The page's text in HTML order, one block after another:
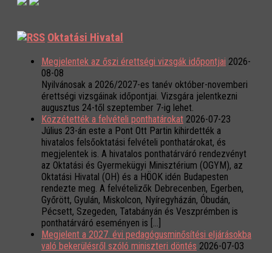
Oktatási Hivatal
Megjelentek az őszi érettségi vizsgák időpontjai 2026-
08-08
Nyilvánosak a 2026/2027-es tanév október-novemberi
érettségi vizsgáinak időpontjai. Vizsgára jelentkezni
augusztus 24-től szeptember 7-ig lehet.
Közzétették a felvételi ponthatárokat 2026-07-23
Július 23-án este a Pont Ott Partin kihirdették a
hivatalos felsőoktatási felvételi ponthatárokat, és
megjelentek is. A hivatalos ponthatárváró rendezvényt
az Oktatási és Gyermekügyi Minisztérium (OGYM), az
Oktatási Hivatal (OH) és a HÖOK idén Budapesten
rendezte meg. A felvételizők Debrecenben, Egerben,
Győrött, Gyulán, Miskolcon, Nyíregyházán, Óbudán,
Pécsett, Szegeden, Tatabányán és Veszprémben is
ponthatárváró eseményen is […]
Megjelent a 2027. évi pedagógusminősítési eljárásokba
való bekerülésről szóló miniszteri döntés 2026-07-03